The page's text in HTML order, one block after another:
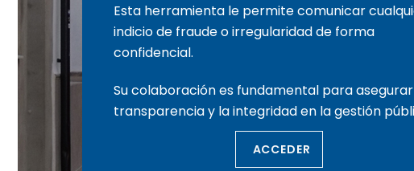
Esta herramienta le permite comunicar
indicio de fraude o irregularidad de forma
confidencial.
Su colaboración es fundamental para
transparencia y la integridad en la gestión
ACCEDER